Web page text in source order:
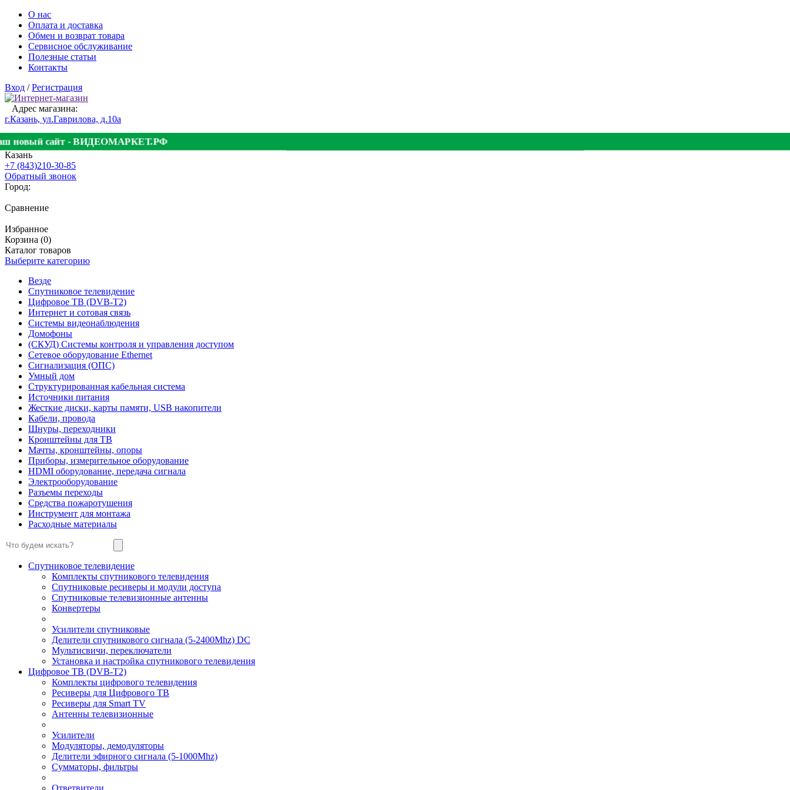
О нас
Оплата и доставка
Обмен и возврат товара
Сервисное обслуживание
Полезные статьи
Контакты
Вход /Регистрация
Адрес магазина:
г.Казань, ул.Гаврилова, д.10а
новый сайт - ВИДЕОМАРКЕТ.РФ
Казань
+7 (843)210-30-85
Обратный звонок
Город:
Сравнение
Избранное
Корзина (0)
Каталог товаров
Выберите категорию
Везде
Спутниковое телевидение
Цифровое ТВ (DVB-T2)
Интернет и сотовая связь
Системы видеонаблюдения
Домофоны
(СКУД) Системы контроля и управления доступом
Сетевое оборудование Ethernet
Сигнализация (ОПС)
Умный дом
Структурированная кабельная система
Источники питания
Жесткие диски, карты памяти, USB накопители
Кабели, провода
Шнуры, переходники
Кронштейны для ТВ
Мачты, кронштейны, опоры
Приборы, измерительное оборудование
HDMI оборудование, передача сигнала
Электрооборудование
Разъемы переходы
Средства пожаротушения
Инструмент для монтажа
Расходные материалы
Спутниковое телевидение
Комплекты спутникового телевидения
Спутниковые ресиверы и модули доступа
Спутниковые телевизионные антенны
Конвертеры
Усилители спутниковые
Делители спутникового сигнала (5-2400Mhz) DC
Мультисвичи, переключатели
Установка и настройка спутникового телевидения
Цифровое ТВ (DVB-T2)
Комплекты цифрового телевидения
Ресиверы для Цифрового ТВ
Ресиверы для Smart TV
Антенны телевизионные
Усилители
Модуляторы, демодуляторы
Делители эфирного сигнала (5-1000Mhz)
Сумматоры, фильтры
Ответвители